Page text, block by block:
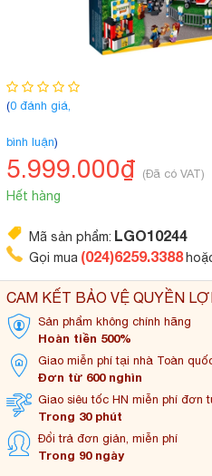
(0 đánh giá,
bình luận)
5.999.000₫ (Đã có VAT)
Hết hàng
CAM KẾT BẢO VỆ QUYỀN
Sản phẩm không chính hãng
Hoàn tiền 500%
Giao miễn phí tại nhà Toàn
Đơn từ 600 nghìn
Giao siêu tốc HN miễn phí đơn
Trong 30 phút
Đổi trả đơn giản, miễn phí
Trong 90 ngày
Mã sản phẩm: LGO10244
Gọi mua (024)6259.3388